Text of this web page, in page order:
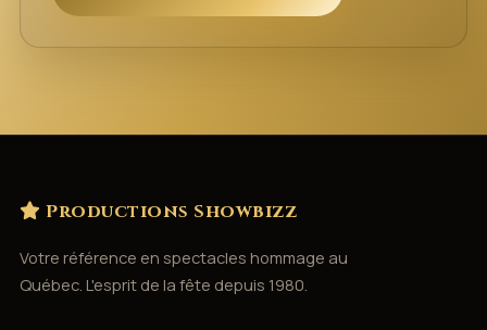
Productions Showbizz
Votre référence en spectacles hommage au
Québec. L'esprit de la fête depuis 1980.